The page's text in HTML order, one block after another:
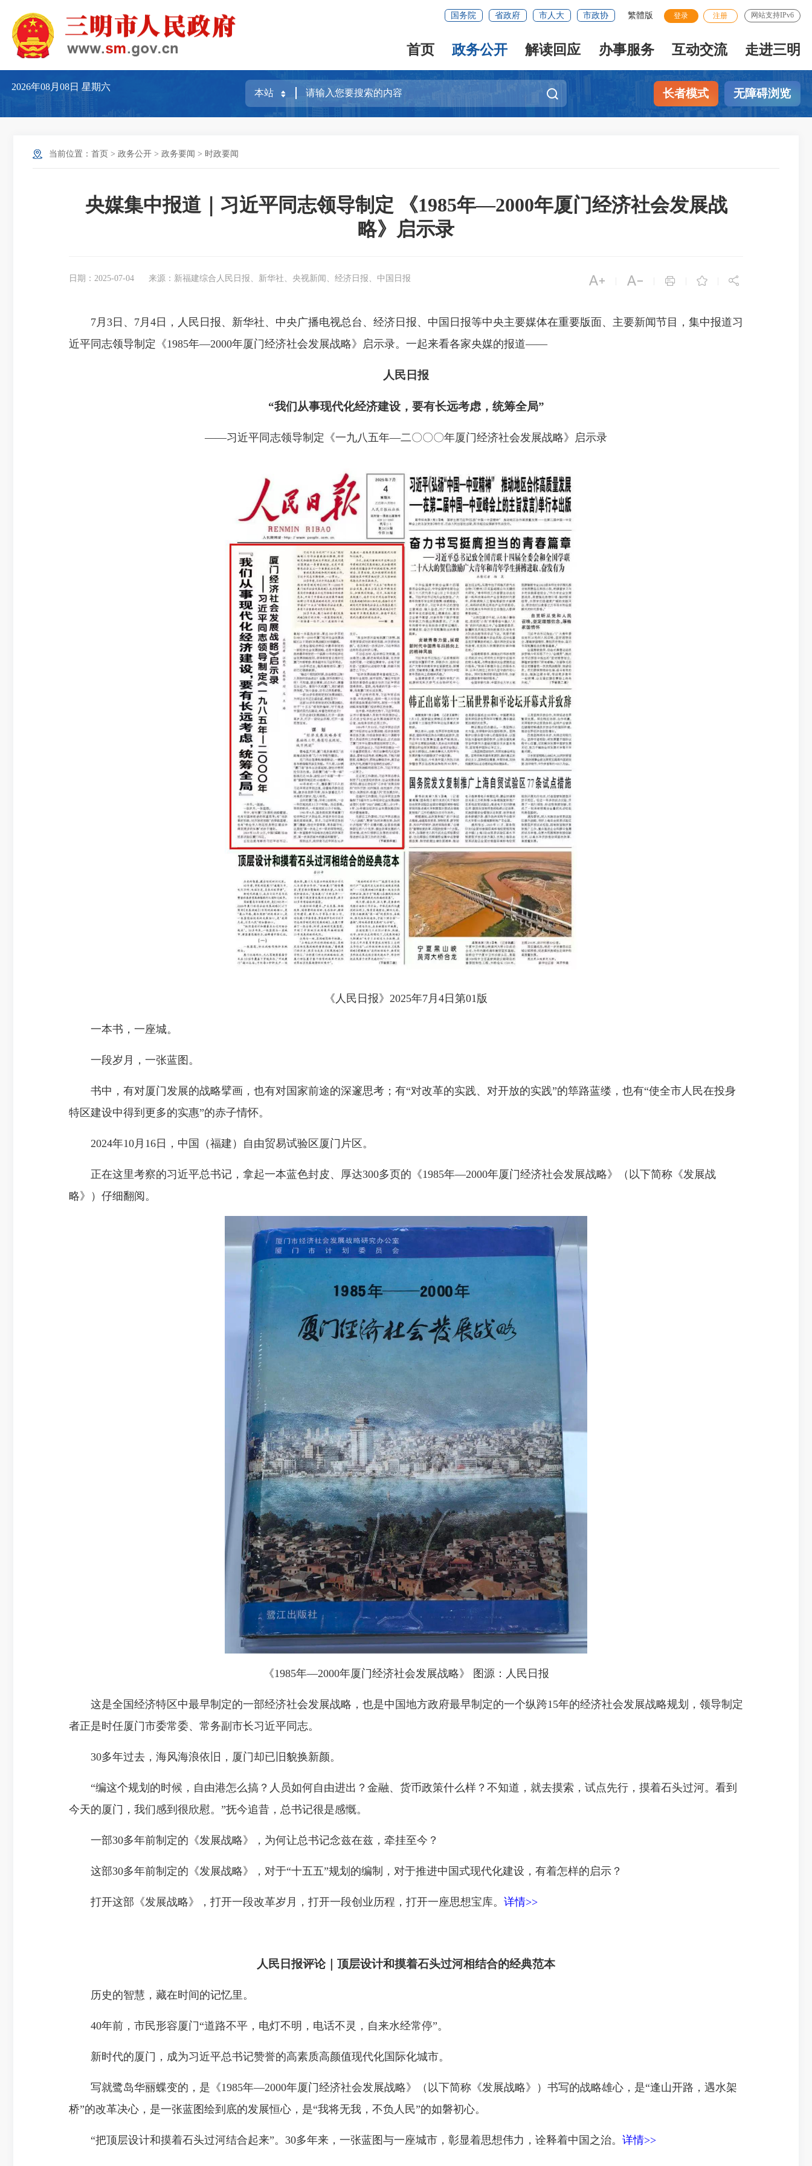
国务院 省政府 市人大 市政协 繁體版 登录 注册 网站支持IPv6
首页 政务公开 解读回应 办事服务 互动交流 走进三明
2026年08月08日星期六
长者模式 无障碍浏览
当前位置： 首页 > 政务公开 > 政务要闻 > 时政要闻
央媒集中报道｜习近平同志领导制定 《1985年—2000年厦门经济社会发展战
略》启示录
日期：2025-07-04 来源：新福建综合人民日报、新华社、央视新闻、经济日报、中国日报     
7月3日、7月4日，人民日报、新华社、中央广播电视总台、经济日报、中国日报等中央主要媒体在重要版面、主要新闻节目，集中报道习
近平同志领导制定《1985年—2000年厦门经济社会发展战略》启示录。一起来看各家央媒的报道——
人民日报
“我们从事现代化经济建设，要有长远考虑，统筹全局”
——习近平同志领导制定《一九八五年—二〇〇〇年厦门经济社会发展战略》启示录
《人民日报》2025年7月4日第01版
一本书，一座城。
一段岁月，一张蓝图。
书中，有对厦门发展的战略擘画，也有对国家前途的深邃思考；有“对改革的实践、对开放的实践”的筚路蓝缕，也有“使全市人民在投身
特区建设中得到更多的实惠”的赤子情怀。
2024年10月16日，中国（福建）自由贸易试验区厦门片区。
正在这里考察的习近平总书记，拿起一本蓝色封皮、厚达300多页的《1985年—2000年厦门经济社会发展战略》（以下简称《发展战
略》）仔细翻阅。
《1985年—2000年厦门经济社会发展战略》 图源：人民日报
这是全国经济特区中最早制定的一部经济社会发展战略，也是中国地方政府最早制定的一个纵跨15年的经济社会发展战略规划，领导制定
者正是时任厦门市委常委、常务副市长习近平同志。
30多年过去，海风海浪依旧，厦门却已旧貌换新颜。
“编这个规划的时候，自由港怎么搞？人员如何自由进出？金融、货币政策什么样？不知道，就去摸索，试点先行，摸着石头过河。看到
今天的厦门，我们感到很欣慰。”抚今追昔，总书记很是感慨。
一部30多年前制定的《发展战略》，为何让总书记念兹在兹，牵挂至今？
这部30多年前制定的《发展战略》，对于“十五五”规划的编制，对于推进中国式现代化建设，有着怎样的启示？
打开这部《发展战略》，打开一段改革岁月，打开一段创业历程，打开一座思想宝库。 详情>>
人民日报评论｜顶层设计和摸着石头过河相结合的经典范本
历史的智慧，藏在时间的记忆里。
40年前，市民形容厦门“道路不平，电灯不明，电话不灵，自来水经常停”。
新时代的厦门，成为习近平总书记赞誉的高素质高颜值现代化国际化城市。
写就鹭岛华丽蝶变的，是《1985年—2000年厦门经济社会发展战略》（以下简称《发展战略》）书写的战略雄心，是“逢山开路，遇水架
桥”的改革决心，是一张蓝图绘到底的发展恒心，是“我将无我，不负人民”的如磐初心。
“把顶层设计和摸着石头过河结合起来”。30多年来，一张蓝图与一座城市，彰显着思想伟力，诠释着中国之治。 详情>>